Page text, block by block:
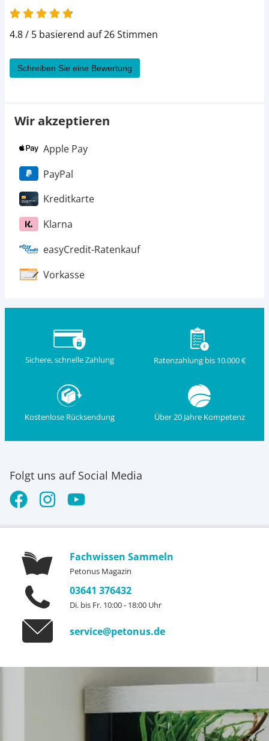
4.8 von 5
4.8 / 5 basierend auf 26 Stimmen
Schreiben Sie eine Bewertung
Wir akzeptieren
Apple Pay
PayPal
Kreditkarte
Klarna
easyCredit-Ratenkauf
Vorkasse
Sichere, schnelle Zahlung Ratenzahlung bis 10.000 €
Kostenlose Rücksendung Über 20 Jahre Kompetenz
Folgt uns auf Social Media
Fachwissen Sammeln
Petonus Magazin
03641 376432
Di. bis Fr. 10:00 - 18:00 Uhr
service@petonus.de